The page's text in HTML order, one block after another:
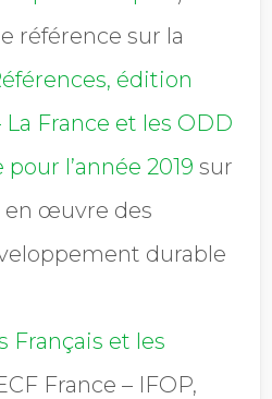
référence sur la
édition
La France et les ODD
l’année 2019 sur
en œuvre des
durable
Français et les
France – IFOP,